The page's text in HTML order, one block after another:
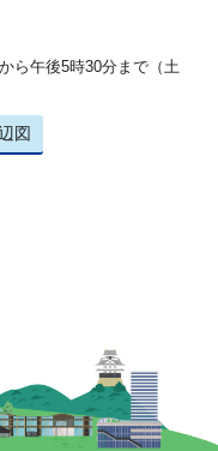
ら午後5時30分まで（土
図